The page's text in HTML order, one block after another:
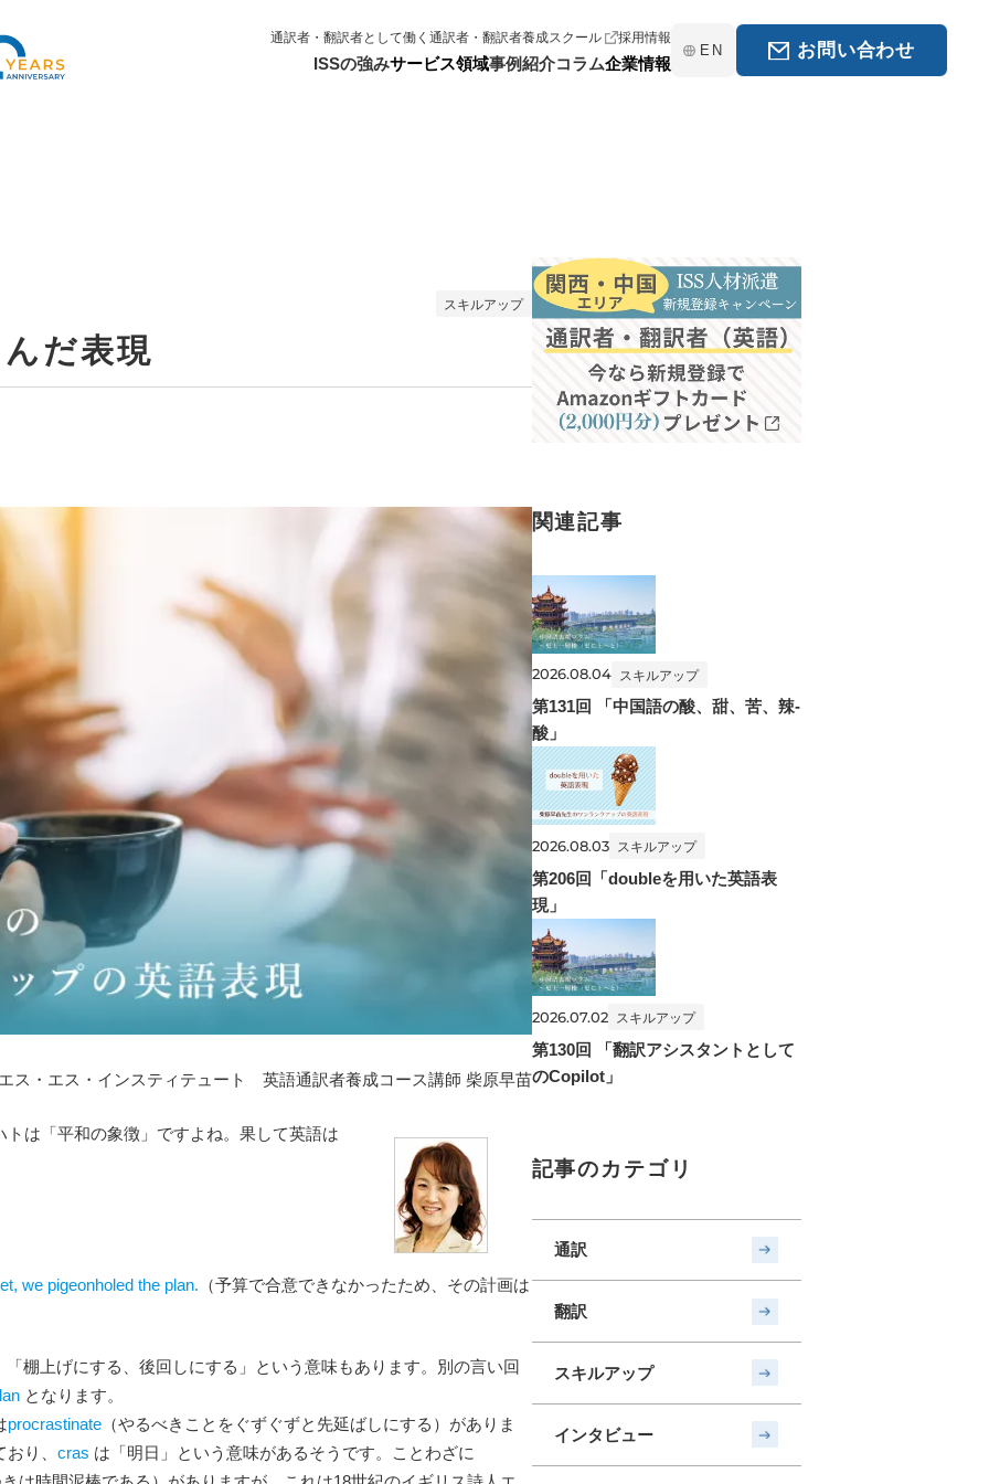
通訳者・翻訳者として働く通訳者・翻訳者養成スクール 採用情報
ISSの強みサービス領域事例紹介コラム企業情報
EN お問い合わせ
スキルアップ
だ表現
ス・エス・インスティテュート 英語通訳者養成コース講師 柴原早苗
は「平和の象徴」ですよね。果して英語は
we pigeonholed the plan. （予算で合意できなかったため、その計画は
棚上げにする、後回しにする」という意味もあります。別の言い回
となります。
procrastinate（やるべきことをぐずぐずと先延ばしにする）がありま
り、 cras は「明日」という意味があるそうです。ことわざに
関連記事
2026.08.04 スキルアップ
第131回 「中国語の酸、甜、苦、辣-
酸」
2026.08.03 スキルアップ
第206回「doubleを用いた英語表
現」
2026.07.02 スキルアップ
第130回 「翻訳アシスタントとして
のCopilot」
記事のカテゴリ
通訳
翻訳
スキルアップ
インタビュー